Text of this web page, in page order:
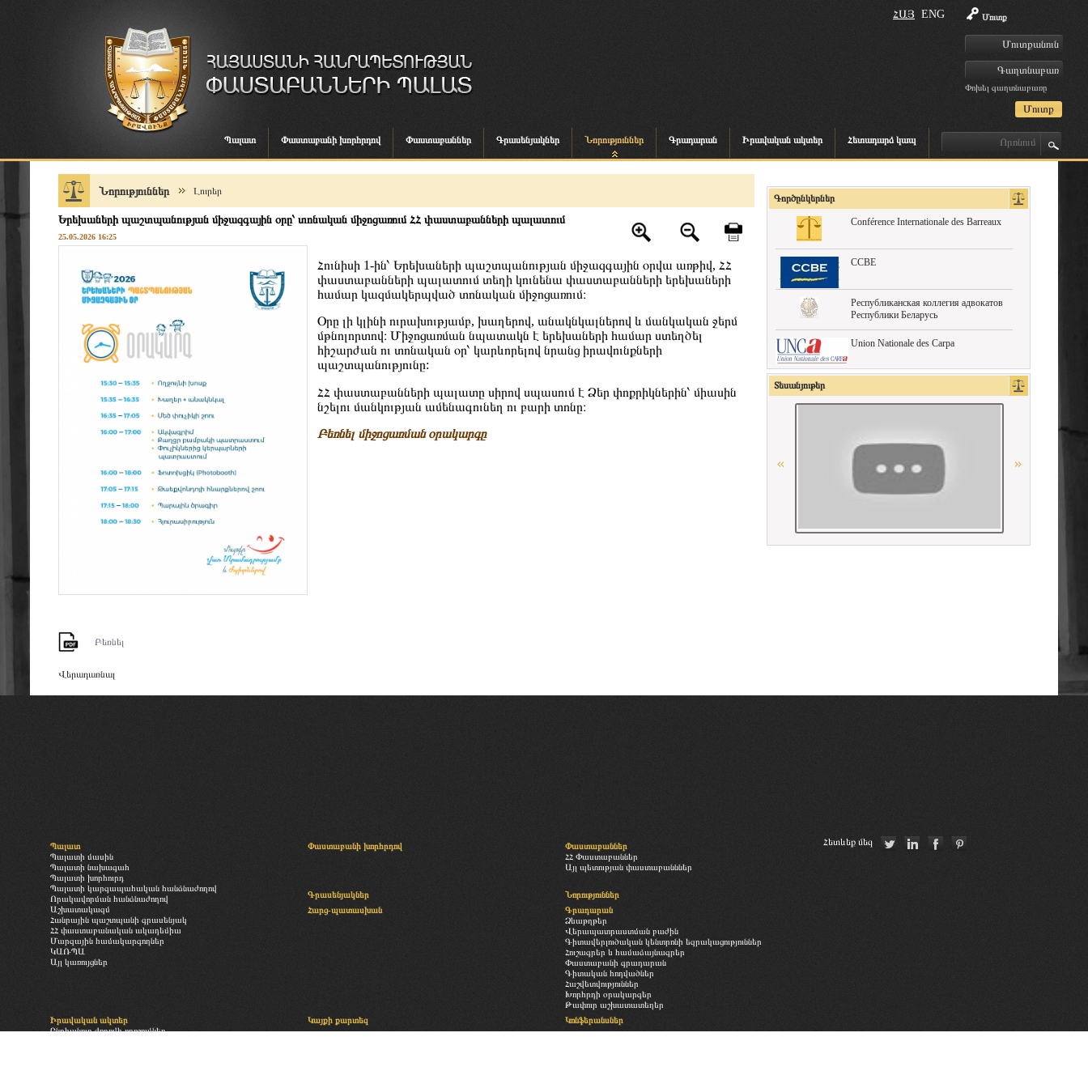
Մուտք
Փոխել գաղտնաբառը
ՀԱՅ ENG
Պալատ Փաստաբանի խորհրդով Փաստաբաններ Գրասենյակներ Նորություններ Գրադարան Իրավական ակտեր Հետադարձ կապ
Նորություններ Լուրեր
Երեխաների պաշտպանության միջազգային օրը՝ տոնական միջոցառում ՀՀ փաստաբանների պալատում
25.05.2026 16:25
Հունիսի 1-ին՝ Երեխաների պաշտպանության միջազգային օրվա առթիվ, ՀՀ
փաստաբանների պալատում տեղի կունենա փաստաբանների երեխաների
համար կազմակերպված տոնական միջոցառում։
Օրը լի կլինի ուրախությամբ, խաղերով, անակնկալներով և մանկական ջերմ
մթնոլորտով։ Միջոցառման նպատակն է երեխաների համար ստեղծել
հիշարժան ու տոնական օր՝ կարևորելով նրանց իրավունքների
պաշտպանությունը:
ՀՀ փաստաբանների պալատը սիրով սպասում է Ձեր փոքրիկներին՝ միասին
նշելու մանկության ամենագունեղ ու բարի տոնը։
Բեռնել միջոցառման օրակարգը
Բեռնել
Վերադառնալ
Գործընկերներ
Conférence Internationale des Barreaux
CCBE
Республиканская коллегия адвокатов
Республики Беларусь
Union Nationale des Carpa
Հայաստանի Հանրապետության
Մարդու իրավունքների պաշտպան
Georgian Bar Association
Տեսանյութեր
Պալատ
Պալատի մասին
Պալատի նախագահ
Պալատի խորհուրդ
Պալատի կարգապահական հանձնաժողով
Որակավորման հանձնաժողով
Աշխատակազմ
Հանրային պաշտպանի գրասենյակ
ՀՀ փաստաբանական ակադեմիա
Մարզային համակարգողներ
ԿԱՌՊԱ
Այլ կառույցներ
Փաստաբանի խորհրդով
Փաստաբաններ
ՀՀ Փաստաբաններ
Այլ պետության փաստաբանններ
Գրասենյակներ
Նորություններ
Հարց-պատասխան
Գրադարան
Ձևաթղթեր
Վերապատրաստման բաժին
Գիտավերլուծական կենտրոնի եզրակացություններ
Հուշագրեր և համաձայնագրեր
Փաստաբանի գրադարան
Գիտական հոդվածներ
Հաշվետվություններ
Խորհրդի օրակարգեր
Թափուր աշխատատեղեր
Իրավական ակտեր
Ընդհանուր ժողովի որոշումներ
Կայքի քարտեզ
Կոնֆերանսներ
Հետևեք մեզ